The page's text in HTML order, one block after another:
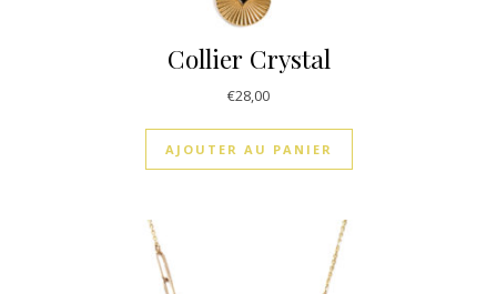
Collier Crystal
€28,00
AJOUTER AU PANIER